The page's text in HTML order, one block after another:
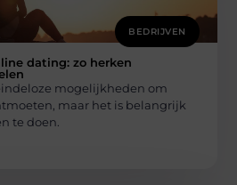
BEDRIJVEN
dating: zo herken
mogelijkheden om
maar het is belangrijk
te doen.